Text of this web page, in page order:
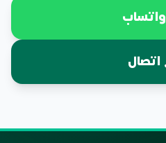
واتساب
اتصال